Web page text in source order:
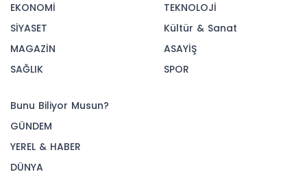
EKONOMİ
SİYASET
MAGAZİN
SAĞLIK
TEKNOLOJİ
Kültür & Sanat
ASAYİŞ
SPOR
Bunu Biliyor Musun?
GÜNDEM
YEREL & HABER
DÜNYA